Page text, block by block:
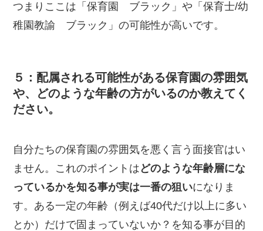
つまりここは「保育園 ブラック」や「保育士/幼
稚園教諭 ブラック」の可能性が高いです。
５：配属される可能性がある保育園の雰囲気
や、どのような年齢の方がいるのか教えてく
ださい。
自分たちの保育園の雰囲気を悪く言う面接官はい
ません。これのポイントは どのような年齢層にな
っているかを知る事が実は一番の狙いになりま
す。ある一定の年齢（例えば40代だけ以上に多い
とか）だけで固まっていないか？を知る事が目的